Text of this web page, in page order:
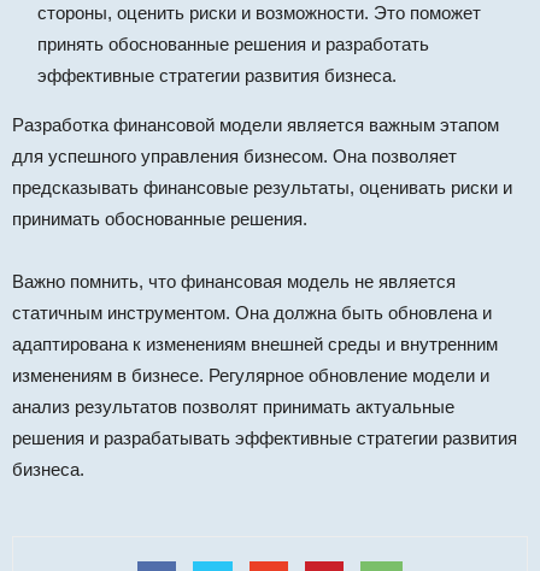
стороны, оценить риски и возможности. Это поможет
принять обоснованные решения и разработать
эффективные стратегии развития бизнеса.
Разработка финансовой модели является важным этапом
для успешного управления бизнесом. Она позволяет
предсказывать финансовые результаты, оценивать риски и
принимать обоснованные решения.
Важно помнить, что финансовая модель не является
статичным инструментом. Она должна быть обновлена и
адаптирована к изменениям внешней среды и внутренним
изменениям в бизнесе. Регулярное обновление модели и
анализ результатов позволят принимать актуальные
решения и разрабатывать эффективные стратегии развития
бизнеса.